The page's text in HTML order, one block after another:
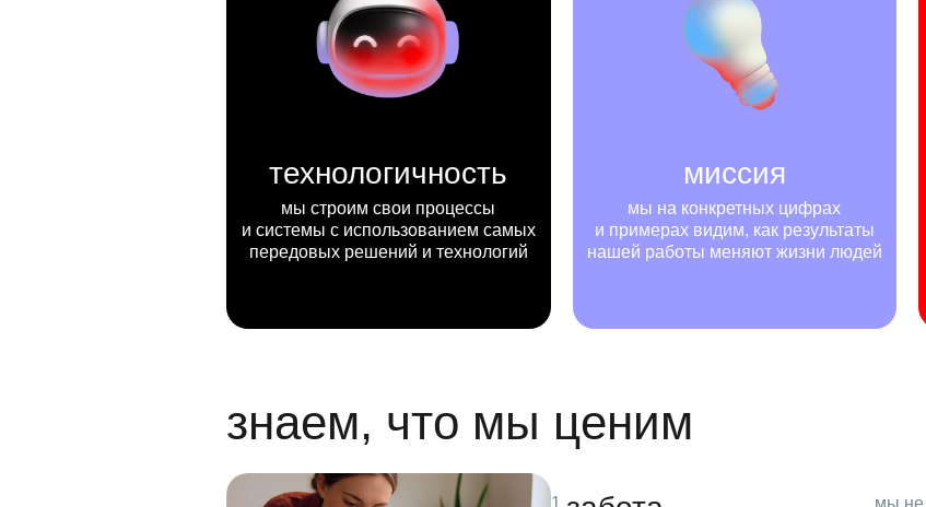
технологичность
мы строим свои процессы
и системы с использованием самых
передовых решений и технологий
миссия
мы на конкретных цифрах
и примерах видим, как результаты
нашей работы меняют жизни людей
знаем, что мы ценим
мы